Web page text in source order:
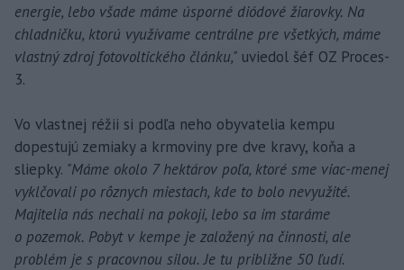
energie, lebo všade máme úsporné diódové žiarovky. Na
chladničku, ktorú využívame centrálne pre všetkých, máme
vlastný zdroj fotovoltického článku," uviedol šéf OZ Proces-
3.
Vo vlastnej réžii si podľa neho obyvatelia kempu
dopestujú zemiaky a krmoviny pre dve kravy, koňa a
sliepky. "Máme okolo 7 hektárov poľa, ktoré sme viac-menej
vyklčovali po rôznych miestach, kde to bolo nevyužité.
Majitelia nás nechali na pokoji, lebo sa im staráme
o pozemok. Pobyt v kempe je založený na činnosti, ale
problém je s pracovnou silou. Je tu približne 50 ľudí.